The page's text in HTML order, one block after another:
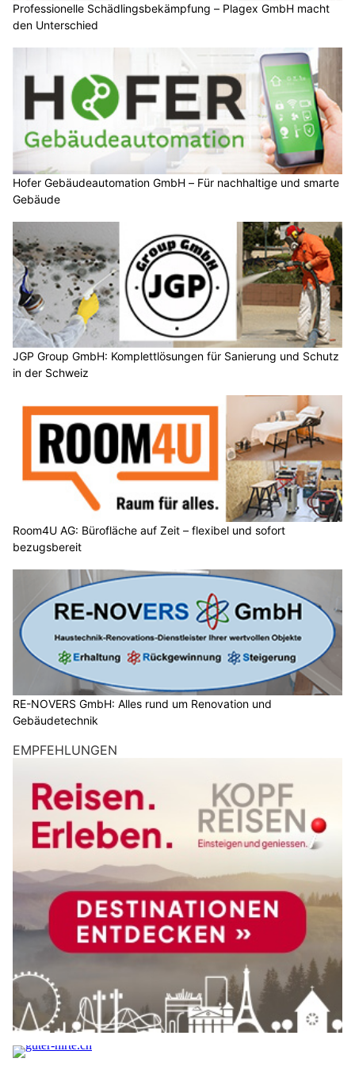
Professionelle Schädlingsbekämpfung – Plagex GmbH macht
den Unterschied
Hofer Gebäudeautomation GmbH – Für nachhaltige und smarte
Gebäude
JGP Group GmbH: Komplettlösungen für Sanierung und Schutz
in der Schweiz
Room4U AG: Bürofläche auf Zeit – flexibel und sofort
bezugsbereit
RE-NOVERS GmbH: Alles rund um Renovation und
Gebäudetechnik
EMPFEHLUNGEN